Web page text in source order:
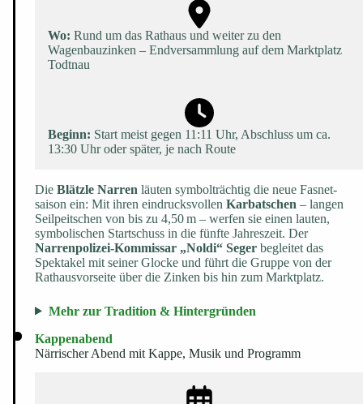
Wo: Rund um das Rathaus und weiter zu den
Wagenbauzinken – Endversamm­lung auf dem Marktplatz
Todtnau
Beginn: Start meist gegen 11:11 Uhr, Abschluss um ca.
13:30 Uhr oder später, je nach Route
Die Blätzle Narren läuten symbolträchtig die neue Fasnet­
saison ein: Mit ihren eindrucksvollen Kar­batschen – langen
Seilpeitschen von bis zu 4,50 m – werfen sie einen lauten,
symbolischen Startschuss in die fünfte Jahreszeit. Der
Narrenpolizei-Kommissar „Noldi“ Seger begleitet das
Spektakel mit seiner Glocke und führt die Gruppe von der
Rathausvor­s­eite über die Zinken bis hin zum Marktplatz.
Mehr zur Tradition & Hintergründen
Kappenabend
Närrischer Abend mit Kappe, Musik und Programm